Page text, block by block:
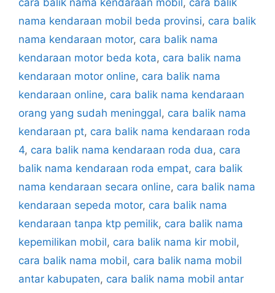
nama kendaraan mobil beda provinsi, cara balik
nama kendaraan motor, cara balik nama
kendaraan motor beda kota, cara balik nama
kendaraan motor online, cara balik nama
kendaraan online, cara balik nama kendaraan
orang yang sudah meninggal, cara balik nama
kendaraan pt, cara balik nama kendaraan roda
4, cara balik nama kendaraan roda dua, cara
balik nama kendaraan roda empat, cara balik
nama kendaraan secara online, cara balik nama
kendaraan sepeda motor, cara balik nama
kendaraan tanpa ktp pemilik, cara balik nama
kepemilikan mobil, cara balik nama kir mobil,
cara balik nama mobil, cara balik nama mobil
antar kabupaten, cara balik nama mobil antar